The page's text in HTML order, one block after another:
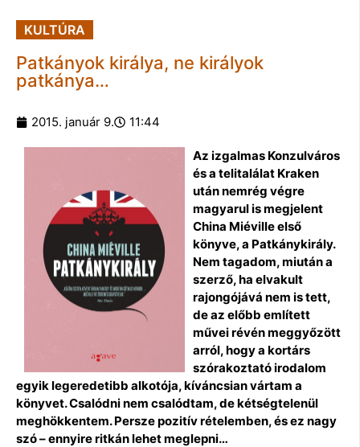
KULTÚRA
Patkányok királya, ne királyok
patkánya…
2015. január 9. 11:44
Az izgalmas Konzulváros
és a telitalálat Kraken
után nemrég végre
magyarul is megjelent
China Miéville első
könyve, a Patkánykirály.
Nem tagadom, miután a
szerző, ha elvakult
rajongójává nem is tett,
de az előbb említett
művei révén meggyőzött
arról, hogy a kortárs
szórakoztató irodalom
egyik legeredetibb alkotója, kíváncsian vártam a
könyvet. Csalódni nem csalódtam, de kétségtelenül
meghökkentem. Persze pozitív rételemben, és ez nagy
szó – ennyire ritkán lehet meglepni…